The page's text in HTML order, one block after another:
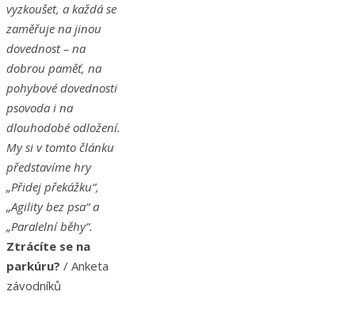
vyzkoušet, a každá se
zaměřuje na jinou
dovednost – na
dobrou paměť, na
pohybové dovednosti
psovoda i na
dlouhodobé odložení.
My si v tomto článku
představíme hry
„Přidej překážku“,
„Agility bez psa“ a
„Paralelní běhy“.
Ztrácíte se na
parkúru? / Anketa
závodníků